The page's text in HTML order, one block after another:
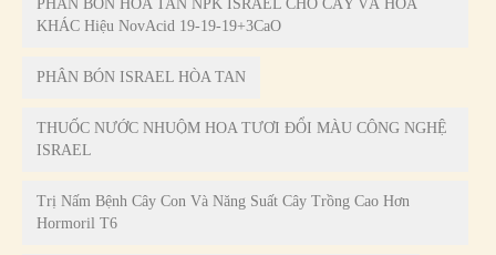
PHÂN BÓN HÒA TAN NPK ISRAEL CHO CÂY VÀ HOA
KHÁC Hiệu NovAcid 19-19-19+3CaO
PHÂN BÓN ISRAEL HÒA TAN
THUỐC NƯỚC NHUỘM HOA TƯƠI ĐỔI MÀU CÔNG NGHỆ
ISRAEL
Trị Nấm Bệnh Cây Con Và Năng Suất Cây Trồng Cao Hơn
Hormoril T6